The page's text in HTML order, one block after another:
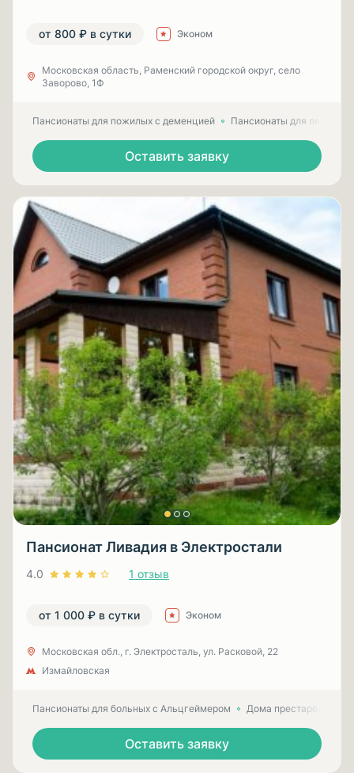
от 800 ₽ в сутки Эконом
Московская область, Раменский городской округ, село
Заворово, 1Ф
Пансионаты для пожилых с деменцией Пансионаты для
Оставить заявку
Пансионат Ливадия в Электростали
4.0 1 отзыв
от 1 000 ₽ в сутки Эконом
Московская обл., г. Электросталь, ул. Расковой, 22
Измайловская
Пансионаты для больных с Альцгеймером Дома престарелых
Оставить заявку